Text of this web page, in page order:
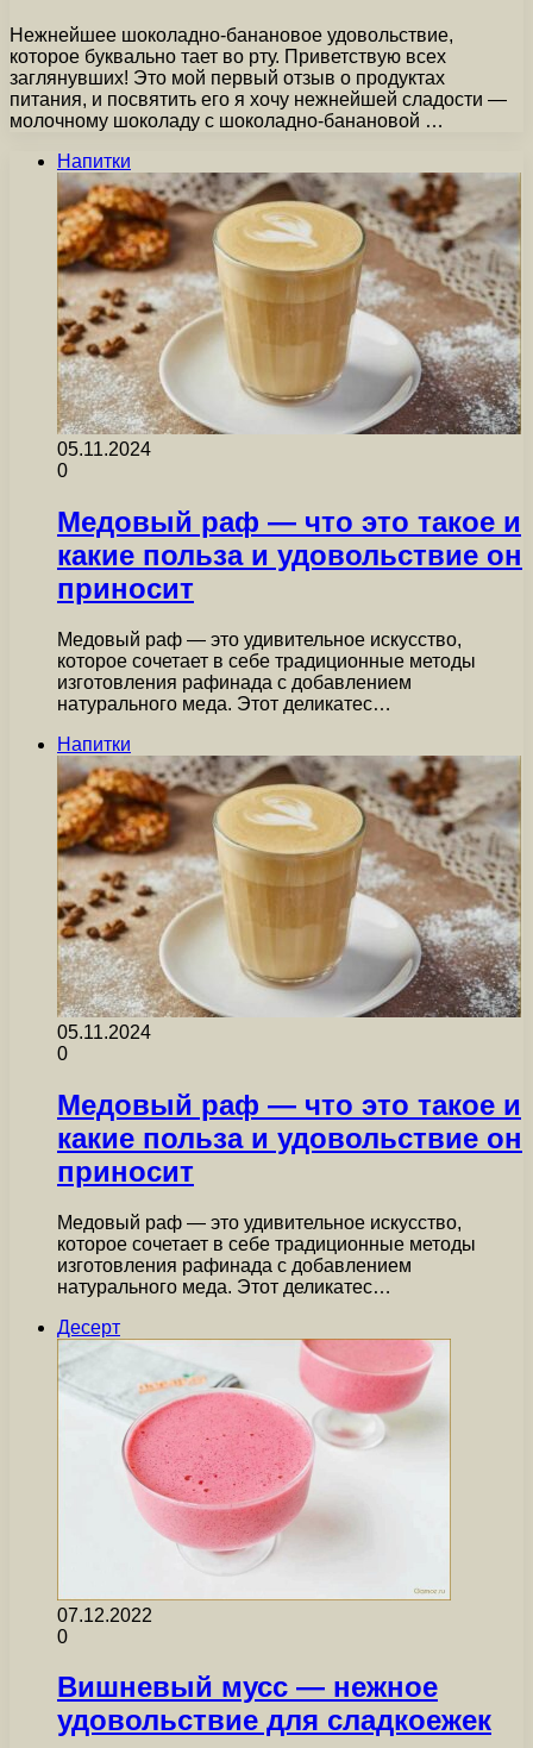
Нежнейшее шоколадно-банановое удовольствие,
которое буквально тает во рту. Приветствую всех
заглянувших! Это мой первый отзыв о продуктах
питания, и посвятить его я хочу нежнейшей сладости —
молочному шоколаду с шоколадно-банановой …
Напитки
05.11.2024
0
Медовый раф — что это такое и
какие польза и удовольствие он
приносит
Медовый раф — это удивительное искусство,
которое сочетает в себе традиционные методы
изготовления рафинада с добавлением
натурального меда. Этот деликатес…
Напитки
05.11.2024
0
Медовый раф — что это такое и
какие польза и удовольствие он
приносит
Медовый раф — это удивительное искусство,
которое сочетает в себе традиционные методы
изготовления рафинада с добавлением
натурального меда. Этот деликатес…
Десерт
07.12.2022
0
Вишневый мусс — нежное
удовольствие для сладкоежек